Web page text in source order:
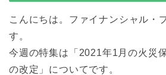
こんにちは。ファイナンシャル・
す。
今週の特集は「2021年1月の火災
の改定」についてです。